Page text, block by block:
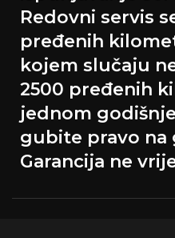
Redovni servis
pređenih
kojem slučaju
2500 pređenih
jednom
gubite pravo na
Garancija ne